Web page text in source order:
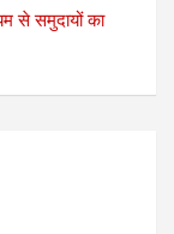
से समुदायों का